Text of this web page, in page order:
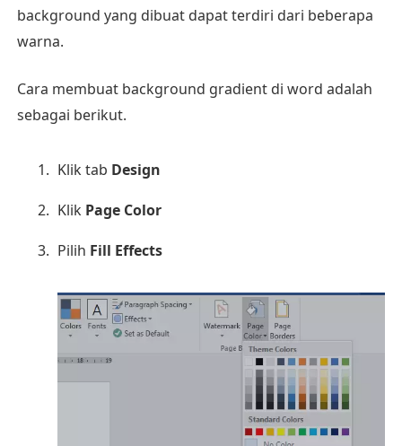
background yang dibuat dapat terdiri dari beberapa
warna.
Cara membuat background gradient di word adalah
sebagai berikut.
Klik tab Design
Klik Page Color
Pilih Fill Effects